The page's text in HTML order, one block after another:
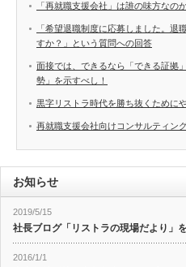
「再就職支援会社」は誰の味方なの
「希望退職制度に応募しました。退
すか？」という質問への回答
面接では、できるなら「できる証拠
勢」を示すべし！
黒字リストラ時代を勝ち抜くために
再就職支援会社向けコンサルティン
お知らせ
2019/5/15
社長ブログ「リストラの現場だより」
2016/1/1